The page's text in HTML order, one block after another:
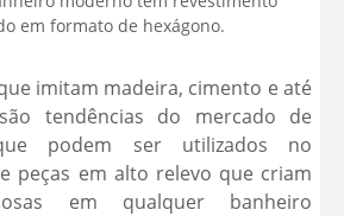
em formato de hexágono.
imitam madeira, cimento e até
tendências do mercado de
podem ser utilizados no
peças em alto relevo que criam
em qualquer banheiro